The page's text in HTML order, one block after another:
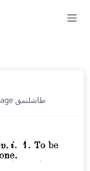
English-Ottoman Turkish language طاشلنمق